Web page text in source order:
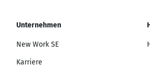
Unternehmen
New Work SE
Karriere